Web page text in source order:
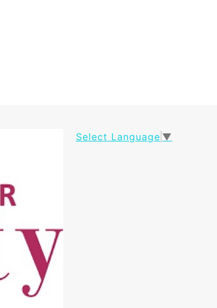
Select Language ▼